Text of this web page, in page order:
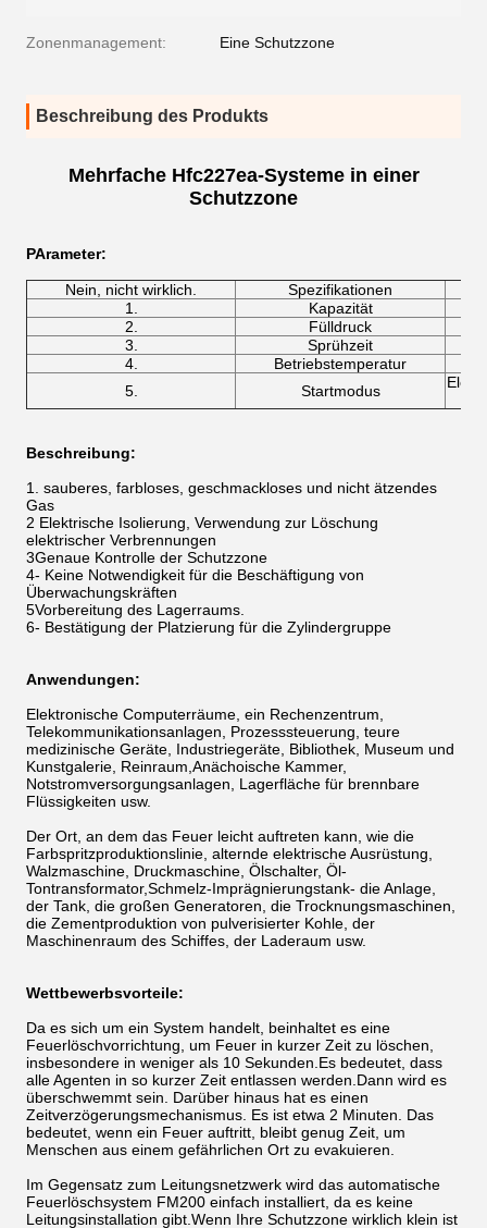
Zonenmanagement: Eine Schutzzone
Beschreibung des Produkts
Mehrfache Hfc227ea-Systeme in einer
Schutzzone
PArameter:
Nein, nicht wirklich.
Spezifikationen
1.
Kapazität
2.
Fülldruck
3.
Sprühzeit
4.
Betriebstemperatur
5.
Startmodus
Beschreibung:
1. sauberes, farbloses, geschmackloses und nicht ätzendes
Gas
2­ Elektrische Isolierung, Verwendung zur Löschung
elektrischer Verbrennungen
3Genaue Kontrolle der Schutzzone
4- Keine Notwendigkeit für die Beschäftigung von
Überwachungskräften
5Vorbereitung des Lagerraums.
6- Bestätigung der Platzierung für die Zylindergruppe
Anwendungen:
Elektronische Computerräume, ein Rechenzentrum,
Telekommunikationsanlagen, Prozesssteuerung, teure
medizinische Geräte, Industriegeräte, Bibliothek, Museum und
Kunstgalerie, Reinraum,Anächoische Kammer,
Notstromversorgungsanlagen, Lagerfläche für brennbare
Flüssigkeiten usw.
Der Ort, an dem das Feuer leicht auftreten kann, wie die
Farbspritzproduktionslinie, alternde elektrische Ausrüstung,
Walzmaschine, Druckmaschine, Ölschalter, Öl-
Tontransformator,Schmelz-Imprägnierungstank- die Anlage,
der Tank, die großen Generatoren, die Trocknungsmaschinen,
die Zementproduktion von pulverisierter Kohle, der
Maschinenraum des Schiffes, der Laderaum usw.
Wettbewerbsvorteile:
Da es sich um ein System handelt, beinhaltet es eine
Feuerlöschvorrichtung, um Feuer in kurzer Zeit zu löschen,
insbesondere in weniger als 10 Sekunden.Es bedeutet, dass
alle Agenten in so kurzer Zeit entlassen werden.Dann wird es
überschwemmt sein. Darüber hinaus hat es einen
Zeitverzögerungsmechanismus. Es ist etwa 2 Minuten. Das
bedeutet, wenn ein Feuer auftritt, bleibt genug Zeit, um
Menschen aus einem gefährlichen Ort zu evakuieren.
Im Gegensatz zum Leitungsnetzwerk wird das automatische
Feuerlöschsystem FM200 einfach installiert, da es keine
Leitungsinstallation gibt.Wenn Ihre Schutzzone wirklich klein ist